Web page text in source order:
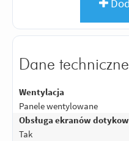
Dane techniczne
Wentylacja
Panele wentylowane
Obsługa ekranów
Tak